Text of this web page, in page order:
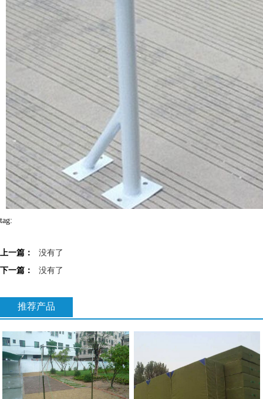
tag:
上一篇：
没有了
下一篇：
没有了
推荐产品